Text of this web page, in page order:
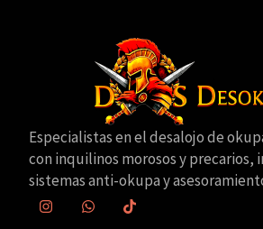
Especialistas en el desalojo de
con inquilinos morosos y precarios,
sistemas anti-okupa y